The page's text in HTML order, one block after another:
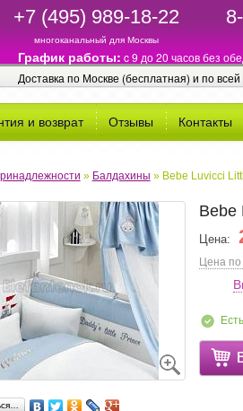
+7 (495) 989-18-22
многоканальный для Москвы
График работы: c 9 до 20 часов без
Доставка по Москве (бесплатная) и по всей
и возврат Отзывы Контакты
» Балдахины » Bebe Luvicci
Bebe
Цена:
Цена по